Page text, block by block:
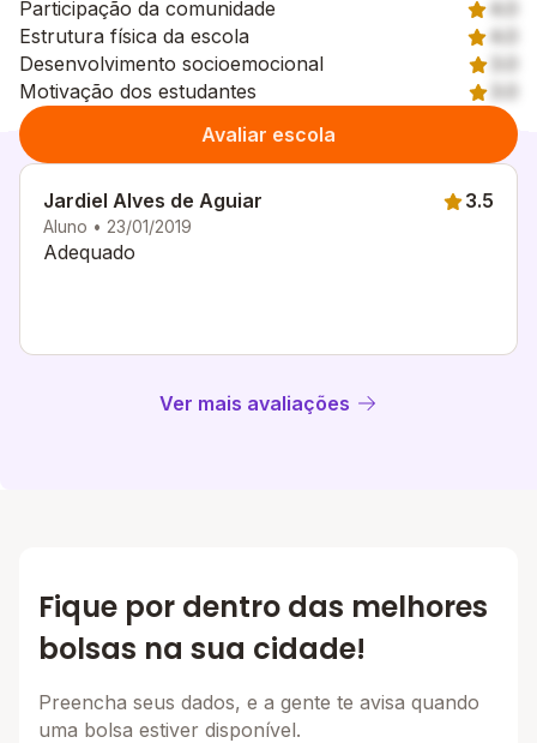
Participação da comunidade
4.0
Estrutura física da escola
4.0
Desenvolvimento socioemocional
Motivação dos estudantes
Avaliar escola
Jardiel Alves de Aguiar
Aluno • 23/01/2019
3.5
Adequado
Ver mais avaliações
Fique por dentro das melhores
bolsas na sua cidade!
Preencha seus dados, e a gente te avisa quando
uma bolsa estiver disponível.